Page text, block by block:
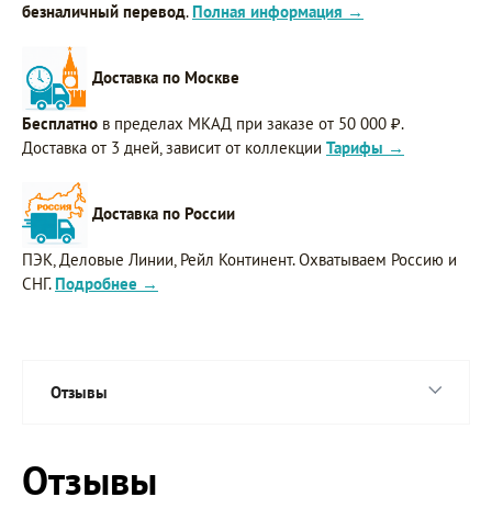
безналичный перевод. Полная информация →
Доставка по Москве
Бесплатно в пределах МКАД при заказе от 50 000 ₽.
Доставка от 3 дней, зависит от коллекции Тарифы →
Доставка по России
ПЭК, Деловые Линии, Рейл Континент. Охватываем Россию и
СНГ. Подробнее →
Отзывы
Отзывы